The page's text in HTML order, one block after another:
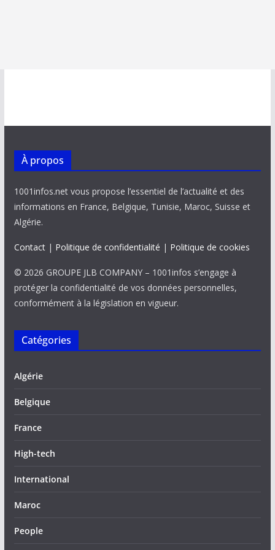
À propos
1001infos.net vous propose l’essentiel de l’actualité et des
informations en France, Belgique, Tunisie, Maroc, Suisse et
Algérie.
Contact| Politique de confidentialité | Politique de cookies
© 2026 GROUPE JLB COMPANY – 1001infos s’engage à
protéger la confidentialité de vos données personnelles,
conformément à la législation en vigueur.
Catégories
Algérie
Belgique
France
High-tech
International
Maroc
People